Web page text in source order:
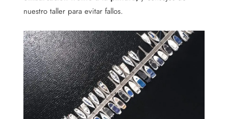
nuestro taller para evitar fallos.